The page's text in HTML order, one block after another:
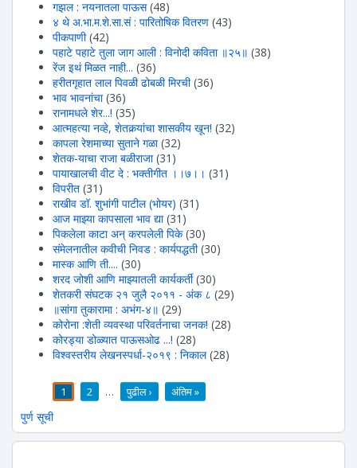
गझल : नयनातला पाऊस (48)
४ थे अ.भा.म.शे.सा.सं : पारितोषिक वितरण (43)
पीकपाणी (42)
पहाटे पहाटे तुला जाग आली : विनोदी कविता ॥२५॥ (38)
रेंज इथं मिळत नाही... (36)
हरीतगृहात लाल पिवळी ढोबळी मिरची (36)
भाव भावनांचा(36)
रानामधले शेर...! (35)
आत्महत्या नव्हे, शेतकर्‍यांचा शासकीय खून! (32)
कापला रेशमाच्या सुताने गळा (32)
शेतक-याचा राजा बळीराजा (31)
पायाखालची वीट दे : भक्तीगीत ।।७।। (31)
विपरीत (31)
राखीव डॉ. शुभांगी पाटील (भोयर) (31)
आज माझ्या कापसाला भाव द्या(31)
पिकलेला काटा अन् करपलेली पिके (30)
संमेलनातील कवीची निवड : कार्यपद्धती (30)
मास्क आणि ती.... (30)
शरद जोशी आणि माझ्यातली कार्यकर्ती (30)
शेतकरी संघटक २१ जुलै २०११ - अंक ८ (29)
॥सांगा तुकारामा : अभंग-४॥ (29)
कोरोना :शेती व्यवस्था परिवर्तनाचा जनक! (28)
कोरड्या डोळ्यात पाऊसओढ ...! (28)
विश्वस्तरीय लेखनस्पर्धा-२०१९ : निकाल (28)
1 2 … पुढील › अंतिम »
पुर्ण सूची